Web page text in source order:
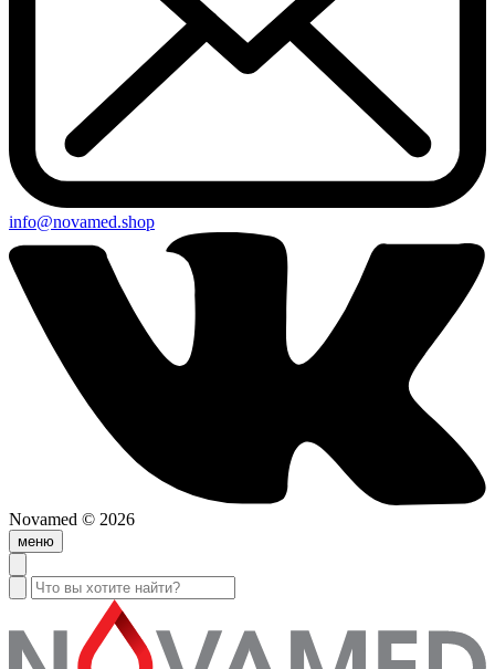
info@novamed.shop
Novamed © 2026
меню